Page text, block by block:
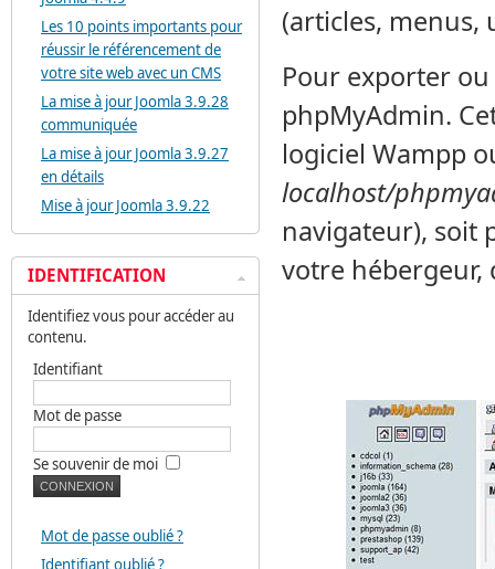
(articles, menus,
Pour exporter
phpMyAdmin.
logiciel Wampp
localhost/
navigateur), soit
votre hébergeur,
Les 10 points importants pour
réussir le référencement de
votre site web avec un CMS
La mise à jour Joomla 3.9.28
communiquée
La mise à jour Joomla 3.9.27
en détails
Mise à jour Joomla 3.9.22
IDENTIFICATION
Identifiez vous pour accéder au
contenu.
Identifiant
Mot de passe
Se souvenir de moi
Mot de passe oublié ?
Identifiant oublié ?